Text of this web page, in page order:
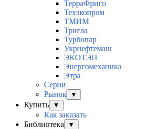
ТерраФриго
Техэкопром
ТМИМ
Тригла
Турбопар
Укрнефтемаш
ЭКОТЭП
Энергомеханика
Этра
Серии
Рынок
▼
Купить ▼
Как заказать
Библиотека
▼